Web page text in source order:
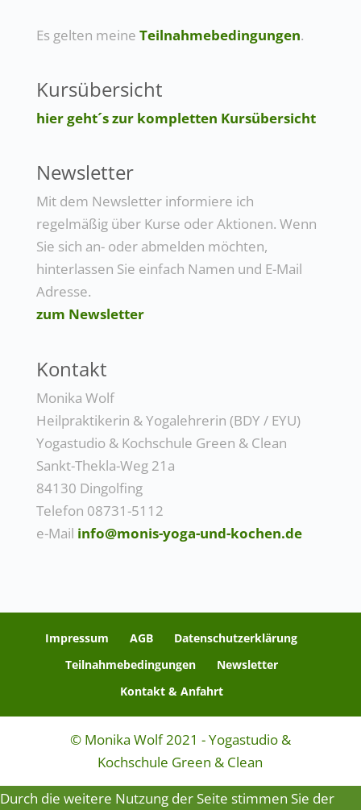
Es gelten meine Teilnahmebedingungen.
Kursübersicht
hier geht´s zur kompletten Kursübersicht
Newsletter
Mit dem Newsletter informiere ich
regelmäßig über Kurse oder Aktionen. Wenn
Sie sich an- oder abmelden möchten,
hinterlassen Sie einfach Namen und E-Mail
Adresse.
zum Newsletter
Kontakt
Monika Wolf
Heilpraktikerin & Yogalehrerin (BDY / EYU)
Yogastudio & Kochschule Green & Clean
Sankt-Thekla-Weg 21a
84130 Dingolfing
Telefon 08731-5112
e-Mail info@monis-yoga-und-kochen.de
Impressum AGB
Datenschutzerklärung
Teilnahmebedingungen
Newsletter
Kontakt & Anfahrt
© Monika Wolf 2021 - Yogastudio &
Kochschule Green & Clean
Durch die weitere Nutzung der Seite stimmen Sie der